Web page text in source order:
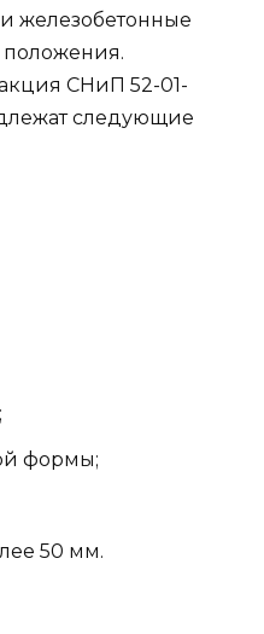
железобетонные
СНиП 52-01-
следующие
формы;
50 мм.